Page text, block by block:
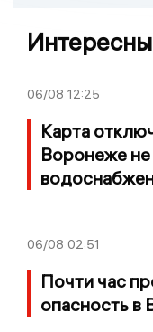
06/08 12:25
Карта
Воронеже
06/08 02:51
Почти час
опасность в